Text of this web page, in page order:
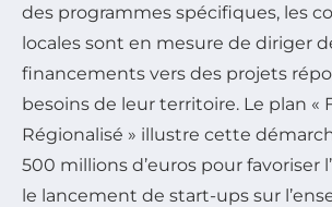
des programmes spécifiques, les
locales sont en mesure de diriger
financements vers des projets
besoins de leur territoire. Le plan «
Régionalisé » illustre cette
500 millions d’euros pour favoriser
le lancement de start-ups sur